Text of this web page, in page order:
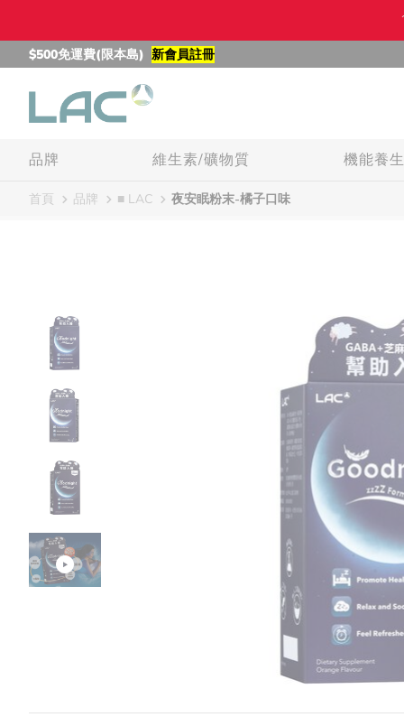
$500免運費(限本島) 新會員註冊
品牌 維生素/礦物質 機能養生
首頁 品牌 ■ LAC 夜安眠粉末-橘子口味